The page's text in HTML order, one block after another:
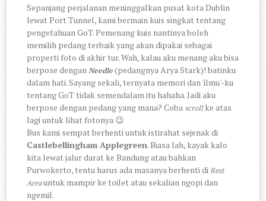
Sepanjang perjalanan meninggalkan pusat kota Dublin
lewat Port Tunnel, kami bermain kuis singkat tentang
pengetahuan GoT. Pemenang kuis nantinya boleh
memilih pedang terbaik yang akan dipakai sebagai
properti foto di akhir tur. Wah, kalau aku menang aku bisa
berpose denganNeedle(pedangnya Arya Stark)! batinku
dalam hati. Sayang sekali, ternyata memori dan 'ilmu'-ku
tentang GoT tidak semendalam itu hahaha. Jadi aku
berpose dengan pedang yang mana? Cobascrollke atas
lagi untuk lihat fotonya 😉
Bus kami sempat berhenti untuk istirahat sejenak di
Castlebellingham Applegreen. Biasa lah, kayak kalo
kita lewat jalur darat ke Bandung atau bahkan
Purwokerto, tentu harus ada masanya berhenti diRest
Areauntuk mampir ke toilet atau sekalian ngopi dan
ngemil.